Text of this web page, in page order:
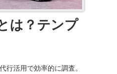
は？テンプ
行活用で効率的に調査。